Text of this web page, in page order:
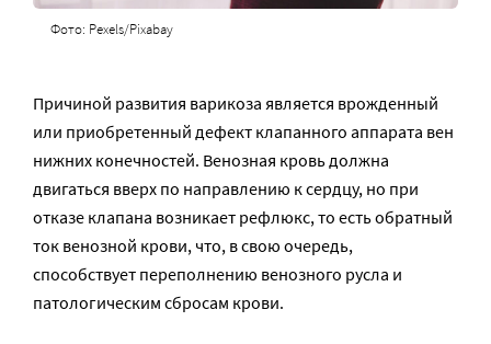
Фото: Pexels/Pixabay
Причиной развития варикоза является врожденный
или приобретенный дефект клапанного аппарата вен
нижних конечностей. Венозная кровь должна
двигаться вверх по направлению к сердцу, но при
отказе клапана возникает рефлюкс, то есть обратный
ток венозной крови, что, в свою очередь,
способствует переполнению венозного русла и
патологическим сбросам крови.